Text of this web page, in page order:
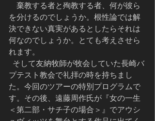
を分けるのでしょうか。根性論では解
決できない真実があるとしたらそれは
何なのでしょうか。とても考えさせら
れます。
プテスト教会で礼拝の時を持ちまし
た。今回のツアーの特別プログラムで
す。その後、遠藤周作氏が『女の一生
＜第二部・サチ子の場合＞』でアウシ